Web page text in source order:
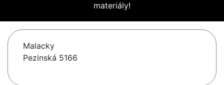
materiály!
Malacky
Pezinská 5166